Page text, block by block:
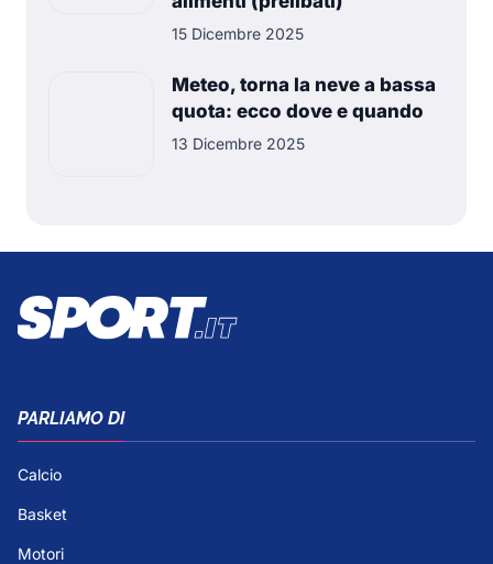
15 Dicembre 2025
Meteo, torna la neve a bassa
quota: ecco dove e quando
13 Dicembre 2025
PARLIAMO DI
Calcio
Basket
Motori